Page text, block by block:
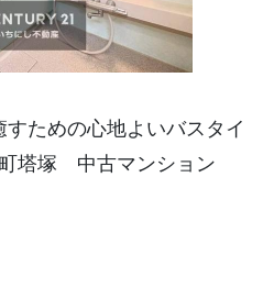
ための心地よいバスタイ
塔塚 中古マンション